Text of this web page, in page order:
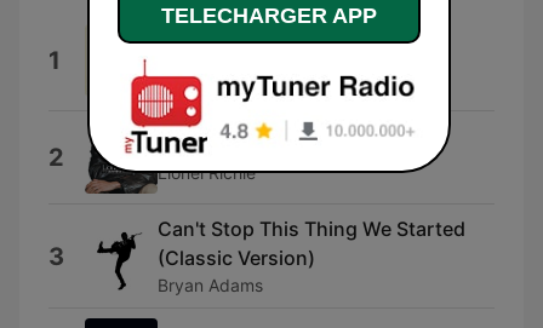
1
We Can Change Our World
Greenwood
2 Dancing On the Ceiling
Lionel Richie
3
Can't Stop This Thing We Started
(Classic Version)
Bryan Adams
TELECHARGER APP